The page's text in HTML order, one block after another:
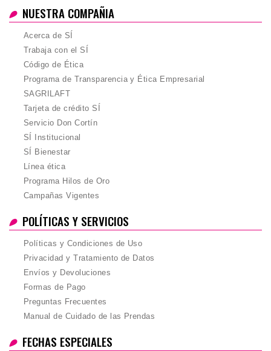
NUESTRA COMPAÑIA
Acerca de SÍ
Trabaja con el SÍ
Código de Ética
Programa de Transparencia y Ética Empresarial
SAGRILAFT
Tarjeta de crédito SÍ
Servicio Don Cortín
SÍ Institucional
SÍ Bienestar
Línea ética
Programa Hilos de Oro
Campañas Vigentes
POLÍTICAS Y SERVICIOS
Políticas y Condiciones de Uso
Privacidad y Tratamiento de Datos
Envíos y Devoluciones
Formas de Pago
Preguntas Frecuentes
Manual de Cuidado de las Prendas
FECHAS ESPECIALES